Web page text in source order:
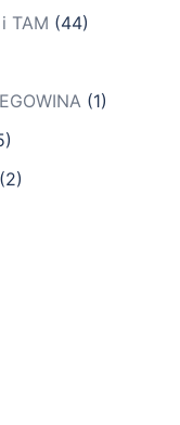
TAM (44)
(1)
(2)